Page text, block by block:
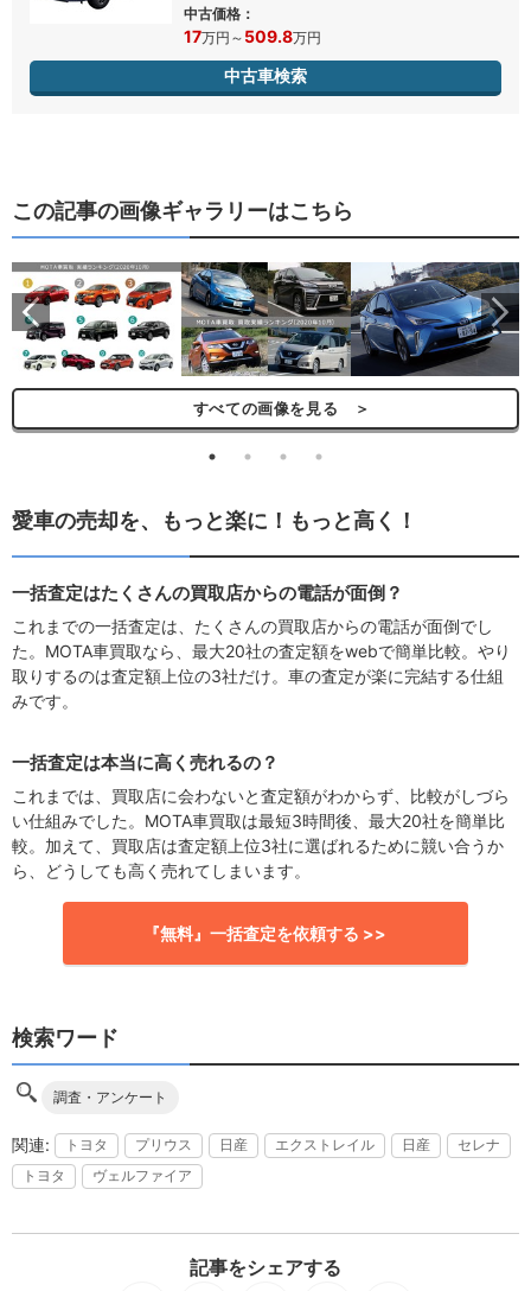
中古価格：
17万円 ～ 509.8万円
中古車検索
この記事の画像ギャラリーはこちら
すべての画像を見る ＞
愛車の売却を、もっと楽に！もっと高く！
一括査定はたくさんの買取店からの電話が面倒？
これまでの一括査定は、たくさんの買取店からの電話が面倒でし
た。MOTA車買取なら、最大20社の査定額をwebで簡単比較。やり
取りするのは査定額上位の3社だけ。車の査定が楽に完結する仕組
みです。
一括査定は本当に高く売れるの？
これまでは、買取店に会わないと査定額がわからず、比較がしづら
い仕組みでした。MOTA車買取は最短3時間後、最大20社を簡単比
較。加えて、買取店は査定額上位3社に選ばれるために競い合うか
ら、どうしても高く売れてしまいます。
『無料』一括査定を依頼する >>
検索ワード
調査・アンケート
トヨタ プリウス 日産 エクストレイル 日産
セレナ
トヨタ
ヴェルファイア
記事をシェアする